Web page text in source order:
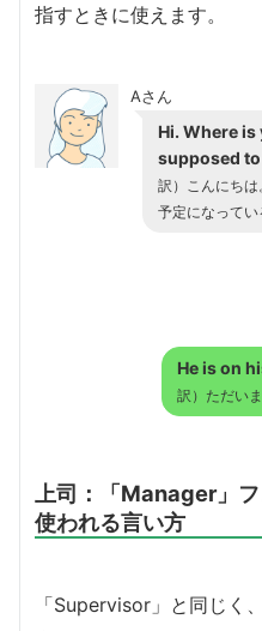
指すときに使えます。
Aさん
Hi. Where
supposed to
訳）こんにちは
予定になってい
He is on
訳）ただい
上司：「Manager」
使われる言い方
「Supervisor」と同じく、